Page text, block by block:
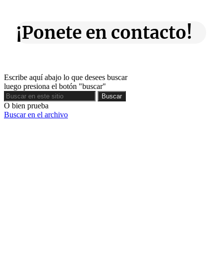
¡Ponete en contacto!
Escribe aquí abajo lo que desees buscar
luego presiona el botón "buscar"
Buscar
Buscar
O bien prueba
Buscar en el archivo